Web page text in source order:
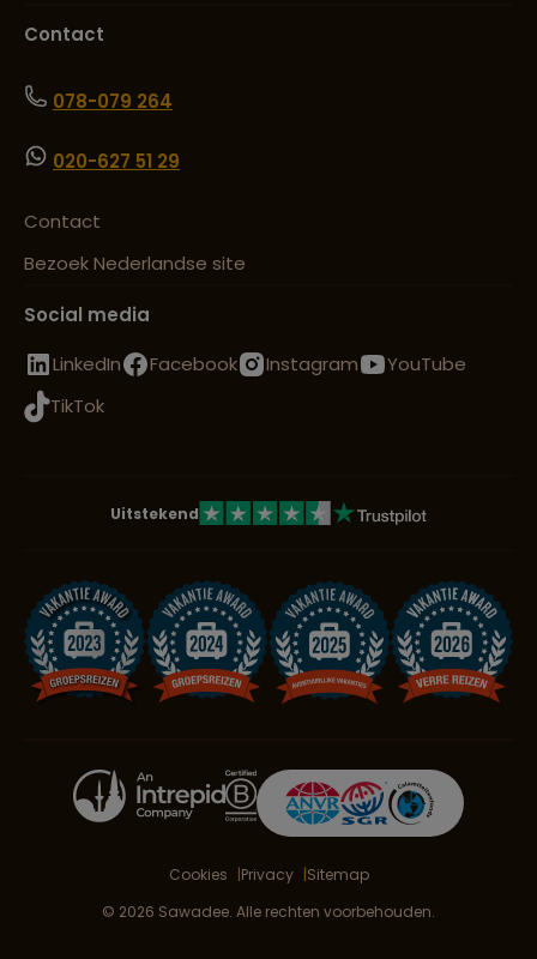
Contact
078-079 264
020-627 51 29
Contact
Bezoek Nederlandse site
Social media
LinkedIn
Facebook Instagram
YouTube
TikTok
Uitstekend
Cookies Privacy
Sitemap
© 2026 Sawadee. Alle rechten voorbehouden.